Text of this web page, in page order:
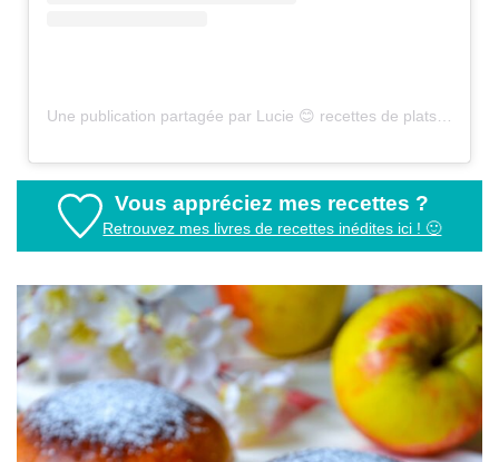
Vous appréciez mes recettes ?
Retrouvez mes livres de recettes inédites ici ! 🙂